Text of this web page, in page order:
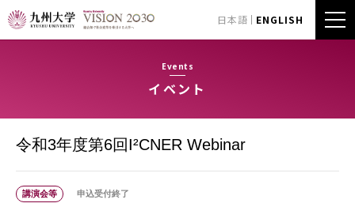
日本語 ENGLISH
Events
イベント
令和3年度第6回I²CNER Webinar
講演会等 申込受付終了